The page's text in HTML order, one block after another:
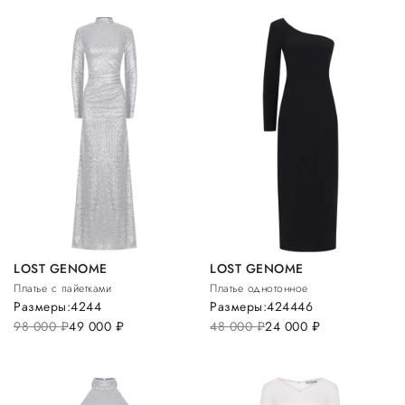
LOST GENOME
Платье с пайетками
98 000руб.49 000 руб.
Размеры:4244
LOST GENOME
Платье однотонное
48 000руб.24 000 руб.
Размеры:424446